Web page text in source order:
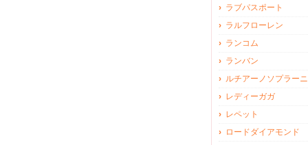
ラブパスポート
ラルフローレン
ランコム
ランバン
ルチアーノソプラーニ
レディーガガ
レペット
ロードダイアモンド